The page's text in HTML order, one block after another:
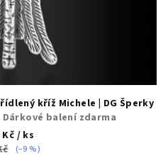
kříž Michele | DG Šperky
balení zdarma
Kč / ks
(–9 %)